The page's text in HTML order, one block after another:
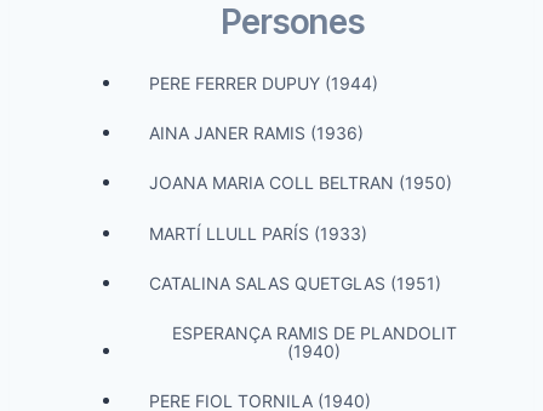
Persones
PERE FERRER DUPUY (1944)
AINA JANER RAMIS (1936)
JOANA MARIA COLL BELTRAN (1950)
MARTÍ LLULL PARÍS (1933)
CATALINA SALAS QUETGLAS (1951)
ESPERANÇA RAMIS DE PLANDOLIT
(1940)
PERE FIOL TORNILA (1940)